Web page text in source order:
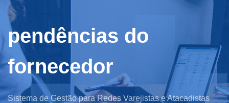
pendências do
fornecedor
Sistema de Gestão para Redes Varejistas e Atacadistas